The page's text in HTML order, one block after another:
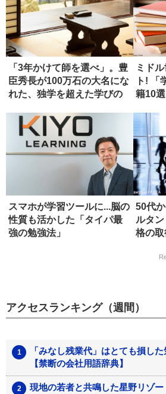
「3年かけて師を選べ」。豊
臣秀長が100万石の大名にな
れた、独学を超えた学びの
ミド
ト! 「
籍10選
スマホが学習ツールに...脳の
性質も活かした「タイパ最
強の勉強法」
50代
ルタ
格の
アクセスランキング（週間）
「みなし残業代」はとても損し
【禁断の会社用語辞典】
現地の若者と共鳴した星野リゾ